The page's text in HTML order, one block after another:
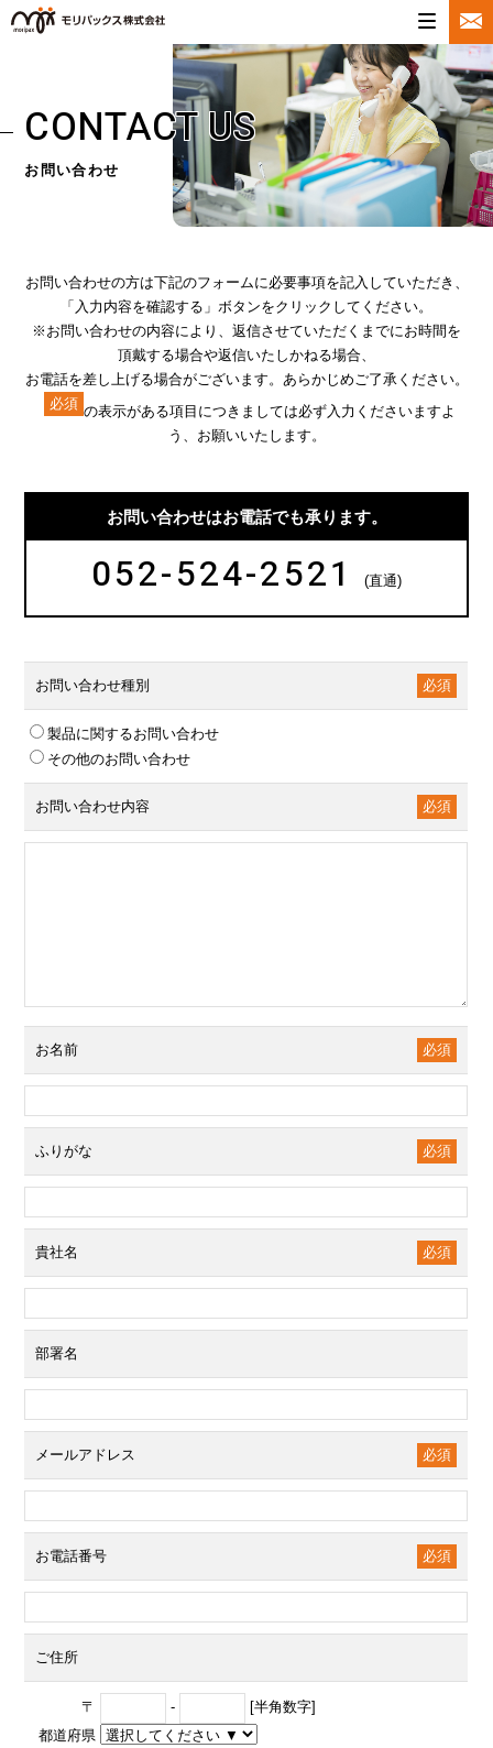
CONTACT US
お問い合わせ
お問い合わせの方は下記のフォームに必要事項を記入していただき、
「入力内容を確認する」ボタンをクリックしてください。
※お問い合わせの内容により、 返信させていただくまでにお時間を
頂戴する場合や返信いたしかねる場合、
お電話を差し上げる場合がございます。 あらかじめご了承ください。
必須 の表示がある項目につきましては必ず入力くださいますよ
う、お願いいたします。
お問い合わせはお電話でも承ります。
052-524-2521 (直通)
お問い合わせ種別 必須
製品に関するお問い合わせ
その他のお問い合わせ
お問い合わせ内容 必須
お名前 必須
ふりがな 必須
貴社名 必須
部署名
メールアドレス 必須
お電話番号 必須
ご住所
〒 -
[半角数字]
都道府県